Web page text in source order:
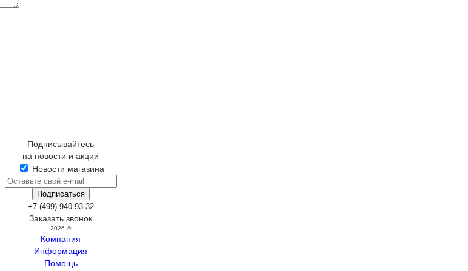
Подписывайтесь
на новости и акции
Новости магазина
+7 (499) 940-93-32
Заказать звонок
2026 ©
Компания
Информация
Помощь